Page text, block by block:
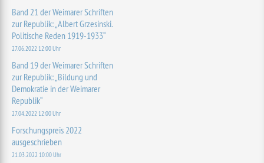
Band 21 der Weimarer Schriften
zur Republik: „Albert Grzesinski.
Politische Reden 1919-1933“
27.06.2022 12:00 Uhr
Band 19 der Weimarer Schriften
zur Republik: „Bildung und
Demokratie in der Weimarer
Republik“
27.04.2022 12:00 Uhr
Forschungspreis 2022
ausgeschrieben
21.03.2022 10:00 Uhr